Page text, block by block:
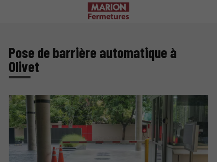
Pose de barrière automatique à
Olivet